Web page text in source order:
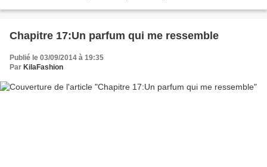
Chapitre 17:Un parfum qui me ressemble
Publié le 03/09/2014 à 19:35
Par KilaFashion